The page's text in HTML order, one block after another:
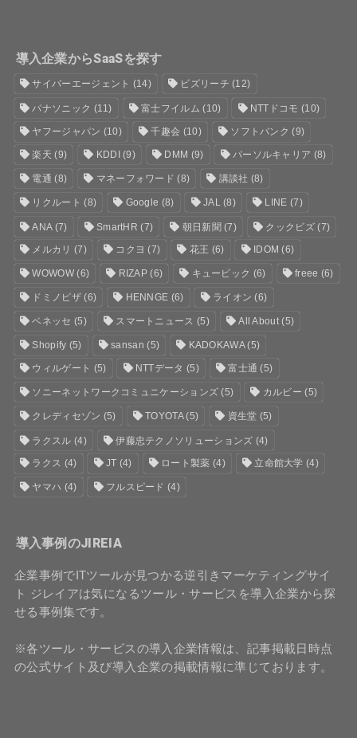
導入企業からSaaSを探す
サイバーエージェント (14) ビズリーチ (12)
パナソニック (11) 富士フイルム (10) NTTドコモ (10)
ヤフージャパン (10) 千趣会 (10) ソフトバンク (9)
楽天 (9) KDDI (9) DMM (9) パーソルキャリア (8)
電通 (8) マネーフォワード (8) 講談社 (8)
リクルート (8) Google (8) JAL(8) LINE (7)
ANA(7) SmartHR (7) 朝日新聞(7) クックビズ(7)
メルカリ (7) コクヨ (7) 花王 (6) IDOM (6)
WOWOW(6) RIZAP (6) キュービック (6) freee (6)
ドミノピザ(6) HENNGE (6) ライオン (6)
ベネッセ (5) スマートニュース (5) All About(5)
Shopify (5) sansan (5) KADOKAWA(5)
ウィルゲート (5) NTTデータ (5) 富士通 (5)
ソニーネットワークコミュニケーションズ (5) カルビー (5)
クレディセゾン (5) TOYOTA(5) 資生堂 (5)
ラクスル (4) 伊藤忠テクノソリューションズ (4)
ラクス (4) JT (4) ロート製薬 (4) 立命館大学 (4)
ヤマハ (4) フルスピード (4)
導入事例のJIREIA
企業事例でITツールが見つかる逆引きマーケティングサイ
ト ジレイアは気になるツール・サービスを導入企業から探
せる事例集です。
※各ツール・サービスの導入企業情報は、記事掲載日時点
の公式サイト及び導入企業の掲載情報に準じております。